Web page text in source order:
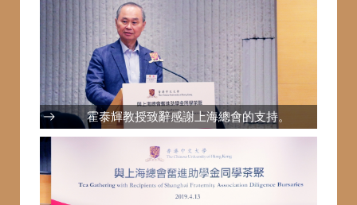
霍泰輝教授致辭感謝上海總會的支持。